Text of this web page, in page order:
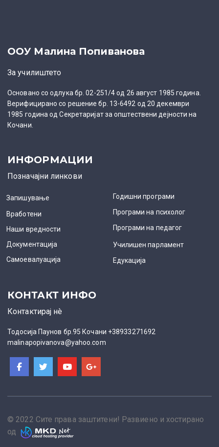
ООУ Малина Попиванова
За училиштето
Основано со одлука бр. 02-251/4 од 26 август 1985 година.
Верифицирано со решение бр. 13-6492 од 20 декември
1985 година од Секретаријат за општествени дејности на
Кочани.
ИНФОРМАЦИИ
Позначајни линкови
Запишување
Вработени
Наши вредности
Документација
Самоевалуација
Годишни програми
Програми на психолог
Програми на педагог
Училишен парламент
Едукација
КОНТАКТ ИНФО
Контактирај нè
Тодосија Паунов бр.95 Кочани +38933271692
malinapopivanova@yahoo.com
© 2022 Сите права заштитени! Развиено и хостирано
од